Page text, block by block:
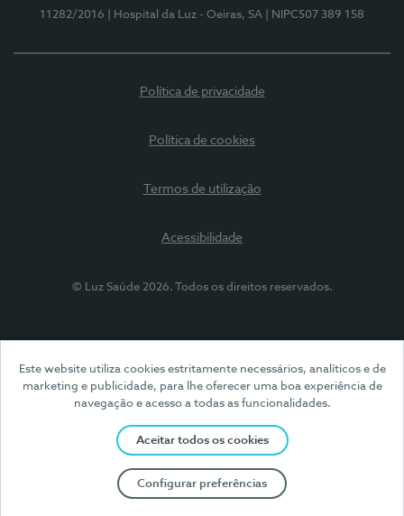
Este website utiliza cookies estritamente necessários, analíticos e de
marketing e publicidade, para lhe oferecer uma boa experiência de
navegação e acesso a todas as funcionalidades.
Aceitar todos os cookies
Configurar preferências
11282/2016
| Hospital da Luz - Oeiras, SA | NIPC507 389 158
Política de privacidade
Política de cookies
Termos de utilização
Acessibilidade
© Luz Saúde 2026. Todos os direitos reservados.